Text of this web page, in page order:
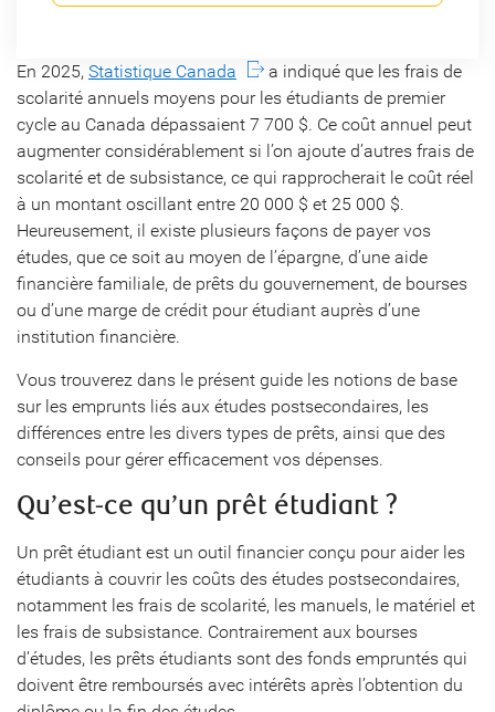
En 2025, Statistique Canada
a indiqué que les frais de
scolarité annuels moyens pour les étudiants de premier
cycle au Canada dépassaient 7 700 $. Ce coût annuel peut
augmenter considérablement si l’on ajoute d’autres frais de
scolarité et de subsistance, ce qui rapprocherait le coût réel
à un montant oscillant entre 20 000 $ et 25 000 $.
Heureusement, il existe plusieurs façons de payer vos
études, que ce soit au moyen de l’épargne, d’une aide
financière familiale, de prêts du gouvernement, de bourses
ou d’une marge de crédit pour étudiant auprès d’une
institution financière.
Vous trouverez dans le présent guide les notions de base
sur les emprunts liés aux études postsecondaires, les
différences entre les divers types de prêts, ainsi que des
conseils pour gérer efficacement vos dépenses.
Qu’est-ce qu’un prêt étudiant ?
Un prêt étudiant est un outil financier conçu pour aider les
étudiants à couvrir les coûts des études postsecondaires,
notamment les frais de scolarité, les manuels, le matériel et
les frais de subsistance. Contrairement aux bourses
d’études, les prêts étudiants sont des fonds empruntés qui
doivent être remboursés avec intérêts après l’obtention du